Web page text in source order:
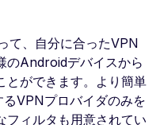
て、自分に合ったVPN
のAndroidデバイスから
とができます。より簡単
VPNプロバイダのみを
フィルタも用意されてい